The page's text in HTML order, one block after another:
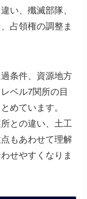
い、殲滅部隊、
占領権の調整ま
条件、資源地方
ベル7関所の目
めています。
との違い、土工
もあわせて理解
せやすくなりま